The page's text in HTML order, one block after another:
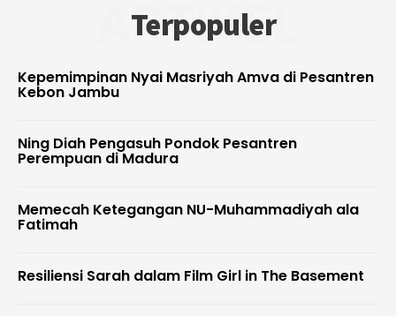
Terpopuler
ARTIKEL
Kepemimpinan Nyai Masriyah Amva di Pesantren
Kebon Jambu
Ning Diah Pengasuh Pondok Pesantren
Perempuan di Madura
Memecah Ketegangan NU-Muhammadiyah ala
Fatimah
Resiliensi Sarah dalam Film Girl in The Basement